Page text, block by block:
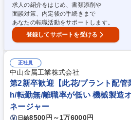
可・出張少で働き易い！
求人の紹介をはじめ、書類添削や
面談対策、内定後の手続きまで
あなたの転職活動をサポートします。
登録してサポートを受ける
正社員
中山金属工業株式会社
第2新卒歓迎【此花/プラント配管
h/転勤無/離職率が低い 機械製造
ネージャー
日給8500円～1万6000円